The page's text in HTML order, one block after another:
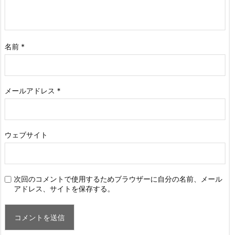
名前 *
メールアドレス *
ウェブサイト
次回のコメントで使用するためブラウザーに自分の名前、メール
アドレス、サイトを保存する。